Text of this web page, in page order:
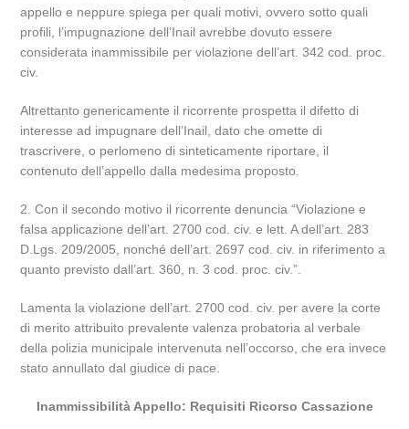
appello e neppure spiega per quali motivi, ovvero sotto quali
profili, l’impugnazione dell’Inail avrebbe dovuto essere
considerata inammissibile per violazione dell’art. 342 cod. proc.
civ.
Altrettanto genericamente il ricorrente prospetta il difetto di
interesse ad impugnare dell’Inail, dato che omette di
trascrivere, o perlomeno di sinteticamente riportare, il
contenuto dell’appello dalla medesima proposto.
2. Con il secondo motivo il ricorrente denuncia “Violazione e
falsa applicazione dell’art. 2700 cod. civ. e lett. A dell’art. 283
D.Lgs. 209/2005, nonché dell’art. 2697 cod. civ. in riferimento a
quanto previsto dall’art. 360, n. 3 cod. proc. civ.”.
Lamenta la violazione dell’art. 2700 cod. civ. per avere la corte
di merito attribuito prevalente valenza probatoria al verbale
della polizia municipale intervenuta nell’occorso, che era invece
stato annullato dal giudice di pace.
Inammissibilità Appello: Requisiti Ricorso Cassazione